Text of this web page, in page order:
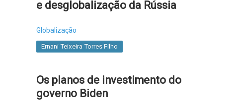
e desglobalização da Rússia
Globalização
Ernani Teixeira Torres Filho
Os planos de investimento do
governo Biden